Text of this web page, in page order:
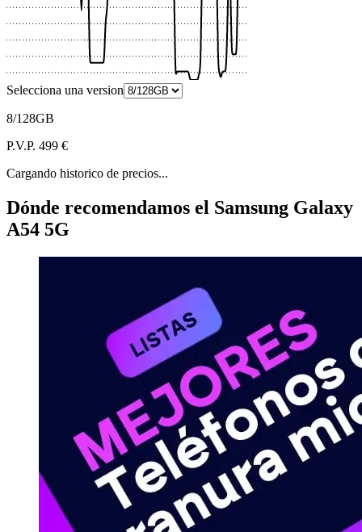
Selecciona una version
8/128GB
P.V.P. 499 €
Cargando historico de precios...
Dónde recomendamos el Samsung Galaxy
A54 5G